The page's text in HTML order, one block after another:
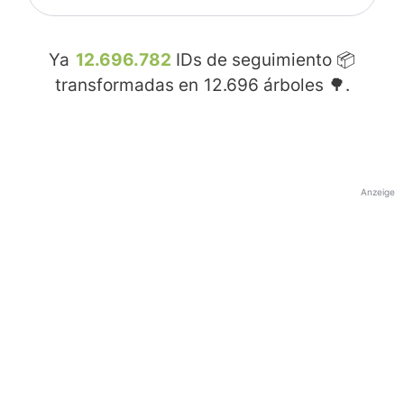
Ya 12.696.782 IDs de seguimiento 📦
transformadas en 12.696 árboles 🌳.
Anzeige